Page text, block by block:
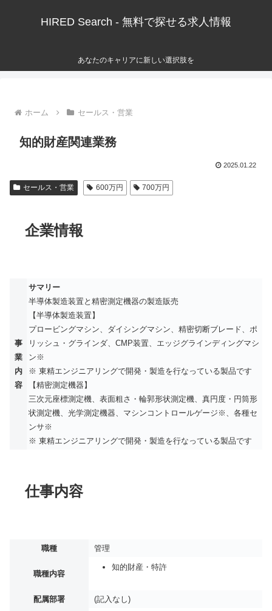
HIRED Search - 無料で探せる求人情報
あなたのキャリアに新しい選択肢を
ホーム セールス・営業
知的財産関連業務
2025.01.22
セールス・営業 600万円 700万円
企業情報
事
業
内
容
サマリー
半導体製造装置と精密測定機器の製造販売
【半導体製造装置】
プロービングマシン、ダイシングマシン、精密切断ブレード、ポ
リッシュ・グラインダ、CMP装置、エッジグラインディングマシ
ン※
※ 東精エンジニアリングで開発・製造を行なっている製品です
【精密測定機器】
三次元座標測定機、表面粗さ・輪郭形状測定機、真円度・円筒形
状測定機、光学測定機器、マシンコントロールゲージ※、各種セ
ンサ※
※ 東精エンジニアリングで開発・製造を行なっている製品です
仕事内容
職種 管理
職種内容
知的財産・特許
配属部署
(記入なし)